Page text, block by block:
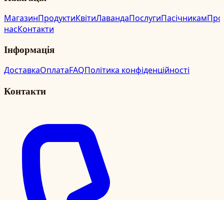
МагазинПродуктиКвітиЛавандаПослугиПасічникамПро
насКонтакти
Інформація
ДоставкаОплатаFAQПолітика конфіденційності
Контакти